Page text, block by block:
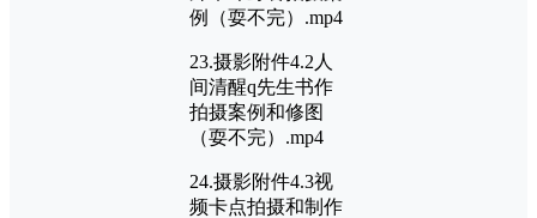
例（耍不完）.mp4
23.摄影附件4.2人
间清醒q先生书作
拍摄案例和修图
（耍不完）.mp4
24.摄影附件4.3视
频卡点拍摄和制作